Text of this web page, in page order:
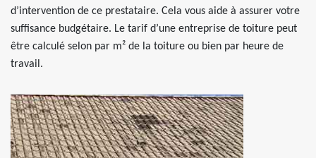
d’intervention de ce prestataire. Cela vous aide à assurer votre
suffisance budgétaire. Le tarif d’une entreprise de toiture peut
être calculé selon par m² de la toiture ou bien par heure de
travail.